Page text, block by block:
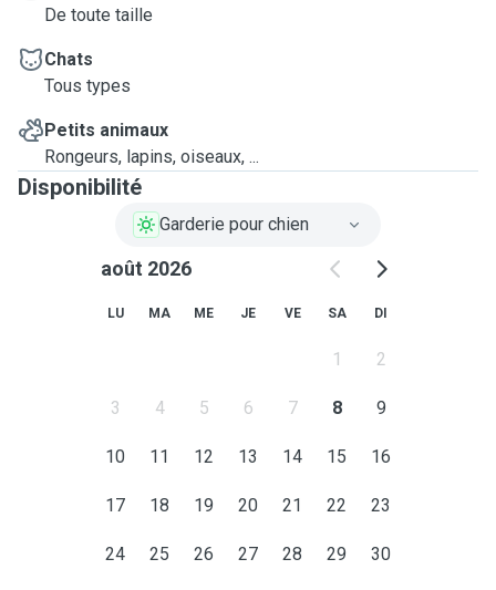
De toute taille
Chats
Tous types
Petits animaux
Rongeurs, lapins, oiseaux, ...
Disponibilité
Garderie pour chien
août 2026
LU MA ME JE VE SA DI
1 2
3 4 5 6 7 8 9
10 11 12 13 14 15 16
17 18 19 20 21 22 23
24 25 26 27 28 29 30